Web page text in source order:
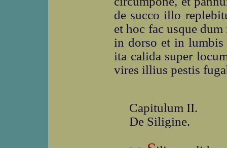
de succo illo
et hoc fac usque
in dorso et in
ita calida super
vires illius pestis
Capitulum II.
De Siligine.